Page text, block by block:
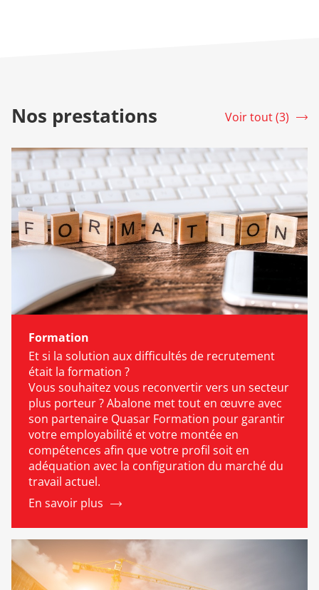
c'est bénéficier de nombreux avantages : Compte
épargne temps, mutuelle, facilité de logement, CSE, et
bien d'autres...
Besoin de plus d'informations ou de conseils pour
mener à bien votre recherche, contactez votre agence
Abalone Agence d'Emplois La Teste-de-Buch !
Nos prestations Voir tout (3)
srLabel
Formation
Et si la solution aux difficultés de recrutement
était la formation ?
Vous souhaitez vous reconvertir vers un secteur
plus porteur ? Abalone met tout en œuvre avec
son partenaire Quasar Formation pour garantir
votre employabilité et votre montée en
compétences afin que votre profil soit en
adéquation avec la configuration du marché du
travail actuel.
En savoir plus